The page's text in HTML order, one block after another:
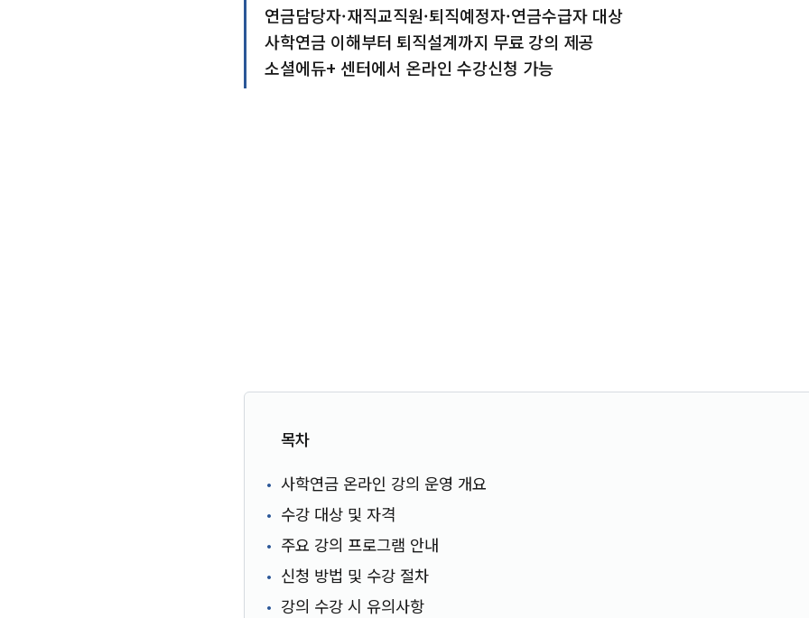
연금담당자·재직교직원·퇴직예정자·연금수급자 대상
사학연금 이해부터 퇴직설계까지 무료 강의 제공
소셜에듀+ 센터에서 온라인 수강신청 가능
목차
사학연금 온라인 강의 운영 개요
수강 대상 및 자격
주요 강의 프로그램 안내
신청 방법 및 수강 절차
강의 수강 시 유의사항